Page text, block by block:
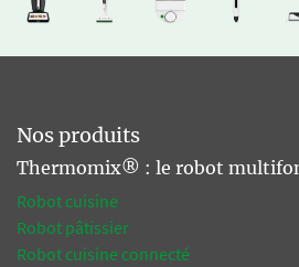
Nos produits
Thermomix® : le robot
Robot cuisine
Robot pâtissier
Robot cuisine connecté